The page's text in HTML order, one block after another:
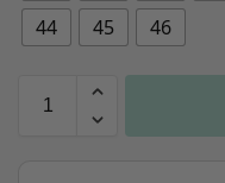
44
45 46